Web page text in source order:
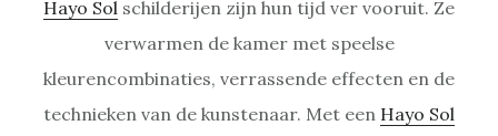
Hayo Sol schilderijen zijn hun tijd ver vooruit. Ze
verwarmen de kamer met speelse
kleurencombinaties, verrassende effecten en de
technieken van de kunstenaar. Met een Hayo Sol